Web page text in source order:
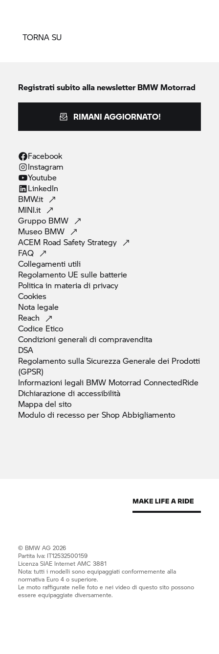
TORNA SU
Registrati subito alla newsletterBMW Motorrad
RIMANI AGGIORNATO!
Facebook
Instagram
Youtube
LinkedIn
BMW.it
MINI.it
Gruppo BMW
Museo BMW
ACEM Road SafetyStrategy
FAQ
Collegamenti utili
Regolamento UE sulle batterie
Politica in materia di privacy
Cookies
Nota legale
Reach
Codice Etico
Condizioni generali dicompravendita
DSA
Regolamento sulla Sicurezza Generale dei Prodotti
(GPSR)
Informazioni legali BMW Motorrad ConnectedRide
Dichiarazione diaccessibilità
Mappa delsito
Modulo di recesso per ShopAbbigliamento
© BMW AG 2026
Partita Iva: IT12532500159
Licenza SIAE Internet AMC 3881
Nota: tutti i modelli sono equipaggiati conformemente alla
normativa Euro 4 o superiore.
Le moto raffigurate nelle foto e nei video di questo sito possono
essere equipaggiate diversamente.